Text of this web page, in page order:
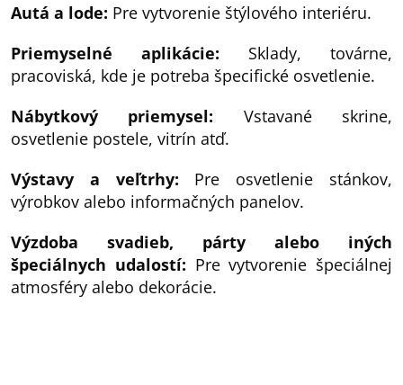
Autá a lode: Pre vytvorenie štýlového interiéru.
Priemyselné aplikácie: Sklady, továrne,
pracoviská, kde je potreba špecifické osvetlenie.
Nábytkový priemysel: Vstavané skrine,
osvetlenie postele, vitrín atď.
Výstavy a veľtrhy: Pre osvetlenie stánkov,
výrobkov alebo informačných panelov.
Výzdoba svadieb, párty alebo iných
špeciálnych udalostí: Pre vytvorenie špeciálnej
atmosféry alebo dekorácie.